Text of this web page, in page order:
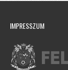
IMPRESSZUM